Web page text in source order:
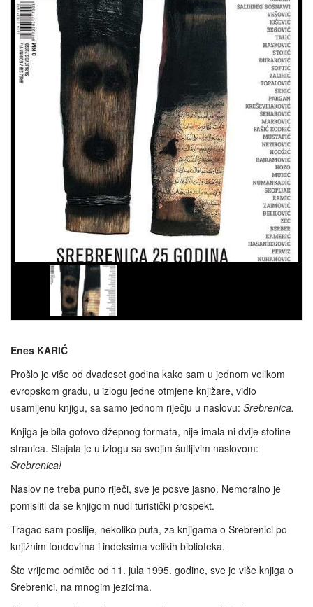
Enes KARIĆ
Prošlo je više od dvadeset godina kako sam u jednom velikom
evropskom gradu, u izlogu jedne otmjene knjižare, vidio
usamljenu knjigu, sa samo jednom riječju u naslovu: Srebrenica.
Knjiga je bila gotovo džepnog formata, nije imala ni dvije stotine
stranica. Stajala je u izlogu sa svojim šutljivim naslovom:
Srebrenica!
Naslov ne treba puno riječi, sve je posve jasno. Nemoralno je
pomisliti da se knjigom nudi turistički prospekt.
Tragao sam poslije, nekoliko puta, za knjigama o Srebrenici po
knjižnim fondovima i indeksima velikih biblioteka.
Što vrijeme odmiče od 11. jula 1995. godine, sve je više knjiga o
Srebrenici, na mnogim jezicima.